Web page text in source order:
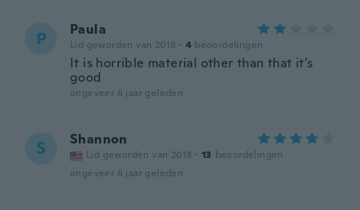
P Paula
Lid geworden van 2018 · 4 beoordelingen
It is horrible material other than that it’s
good
ongeveer 6 jaar geleden
S Shannon
Lid geworden van 2018 · 13 beoordelingen
ongeveer 6 jaar geleden